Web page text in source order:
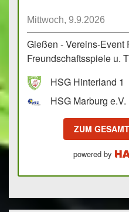
Mittwoch, 9.9.2026
Gießen - Vereins-Event
Freundschaftsspiele u.
HSG Hinterland 1
HSG Marburg e.V.
ZUM
powered by